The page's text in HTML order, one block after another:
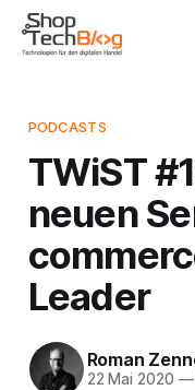
PODCASTS
TWiST
neuen
Leader
Roman
22 Mai 2020 —